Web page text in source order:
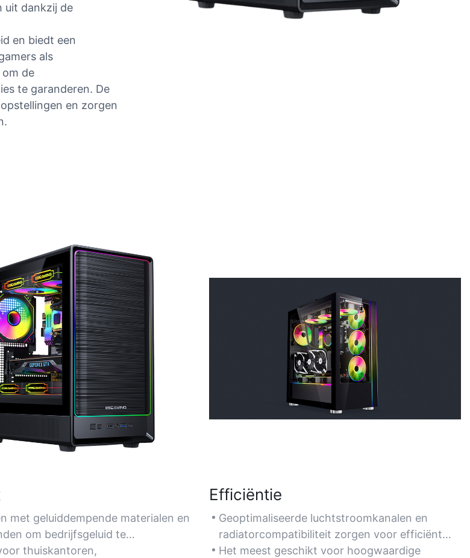
uit dankzij de
en biedt een
als
de
te garanderen. De
en zorgen
met geluiddempende materialen en
om bedrijfsgeluid te
en het gebruikerscomfort te
thuiskantoren,
Efficiëntie
Geoptimaliseerde luchtstroomkanalen en
radiatorcompatibiliteit zorgen voor efficiënt
thermisch beheer en verlengen de levensduur
Het meest geschikt voor hoogwaardige